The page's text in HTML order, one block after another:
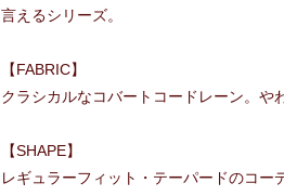
言えるシリーズ。
【FABRIC】
クラシカルなコバートコードレーン。や
【SHAPE】
レギュラーフィット・テーパードのコー